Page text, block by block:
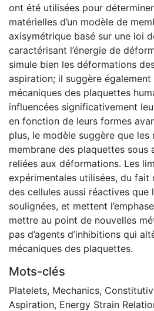
ont été utilisées pour
matérielles d’un modèle de
axisymétrique basé sur une loi
caractérisant l’énergie de
simule bien les déformations
aspiration; il suggère
mécaniques des plaquettes
influencées significativement
en fonction de leurs formes
plus, le modèle suggère que les
membrane des plaquettes sous
reliées aux déformations. Les
expérimentales utilisées, du
des cellules aussi réactives que
soulignées, et mettent
mettre au point de nouvelles
pas d’agents d’inhibitions qui
mécaniques des plaquettes.
Mots-clés
Platelets, Mechanics,
Aspiration, Energy Strain